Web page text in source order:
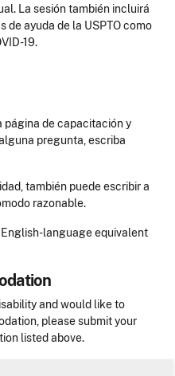
La sesión también incluirá
de ayuda de la USPTO como
19.
página de capacitación y
pregunta, escriba
también puede escribir a
razonable.
language equivalent
and would like to
please submit your
listed above.